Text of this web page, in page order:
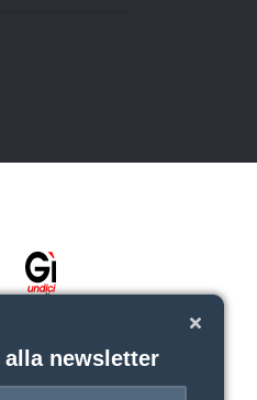
newsletter